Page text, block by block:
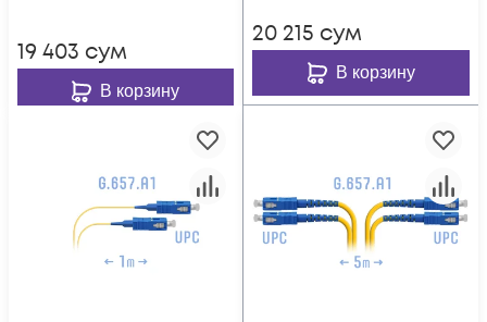
19 403 сум
В корзину
20 215 сум
В корзину